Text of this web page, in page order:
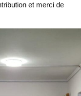
et merci de